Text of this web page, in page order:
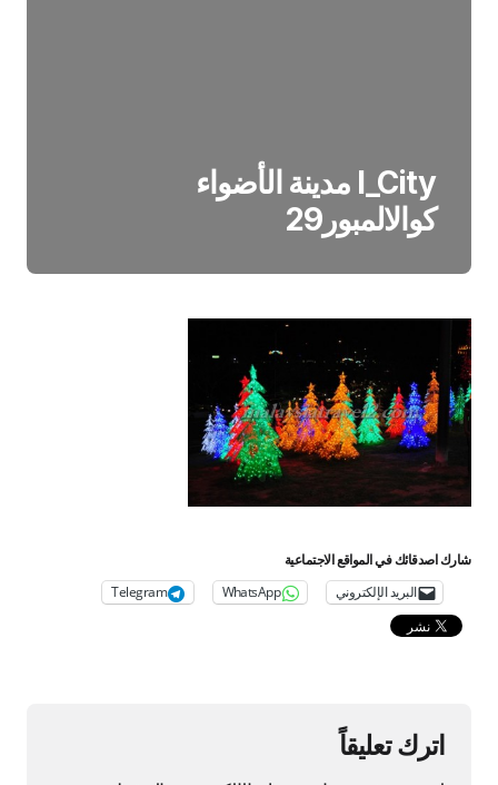
I_City مدينة الأضواء
كوالالمبور29
شارك اصدقائك في المواقع الاجتماعية
البريد الإلكتروني WhatsApp
Telegram
اترك تعليقاً